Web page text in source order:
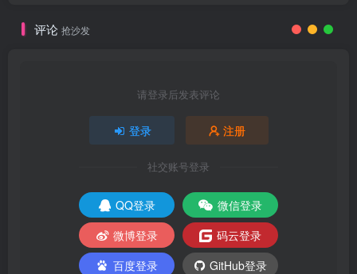
评论 抢沙发
请登录后发表评论
登录 注册
社交账号登录
QQ登录
微信登录
微博登录
码云登录
百度登录
GitHub登录